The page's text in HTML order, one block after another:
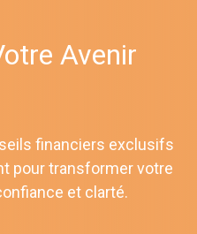
Avenir
financiers exclusifs
pour transformer votre
et clarté.